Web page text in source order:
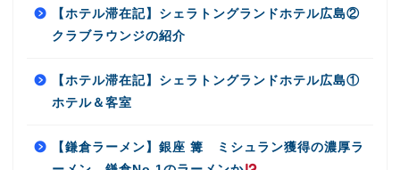
【ホテル滞在記】シェラトングランドホテル広島②
クラブラウンジの紹介
【ホテル滞在記】シェラトングランドホテル広島①
ホテル＆客室
【鎌倉ラーメン】銀座 篝 ミシュラン獲得の濃厚ラ